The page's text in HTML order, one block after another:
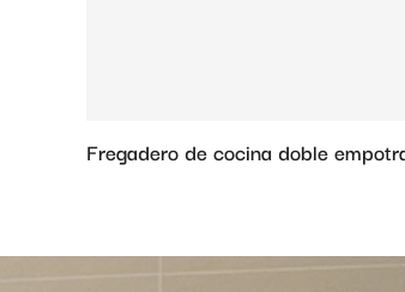
Fregadero de cocina doble